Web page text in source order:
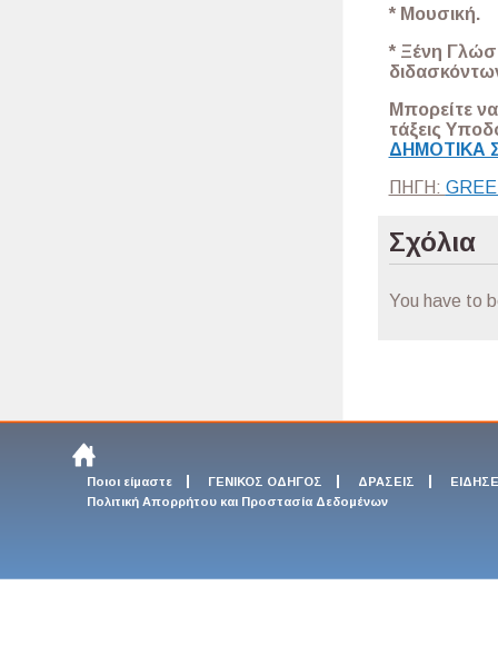
* Μουσική.
* Ξένη
Μπορείτε
τάξεις
ΔΗΜΟΤΙΚΑ
ΠΗΓΗ:
Σχόλια
You have to
Ποιοι είμαστε ΓΕΝΙΚΟΣ ΟΔΗΓΟΣ ΔΡΑΣΕΙΣ
Πολιτική Απορρήτου και Προστασία Δεδομένων